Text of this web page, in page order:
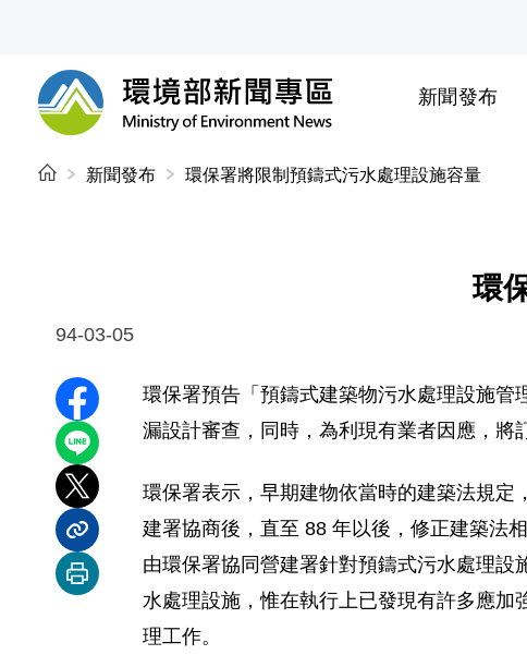
環境部新聞專區
新聞發布
新聞發布 環保署將限制預鑄式污水處理設施容量
環
94-03-05
分享至 Facebook
分享到 LINE
分享到 X
分享內容連結
列印本頁
環保署預告「預鑄式建築物污水處理設施
漏設計審查，同時，為利現有業者因應，將
環保署表示，早期建物依當時的建築法規
建署協商後，直至 88 年以後，修正建築法
由環保署協同營建署針對預鑄式污水處理
水處理設施，惟在執行上已發現有許多應
理工作。